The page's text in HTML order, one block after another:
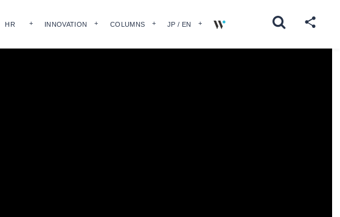
HR INNOVATION COLUMNS JP / EN